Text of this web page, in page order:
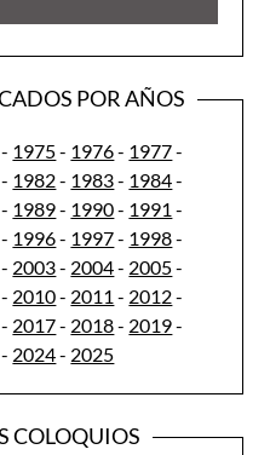
POR AÑOS
- 1975- 1976- 1977-
- 1982- 1983- 1984-
- 1989- 1990- 1991 -
- 1996- 1997- 1998-
- 2003- 2004- 2005-
- 2010- 2011 - 2012-
- 2017- 2018- 2019-
- 2024- 2025
COLOQUIOS